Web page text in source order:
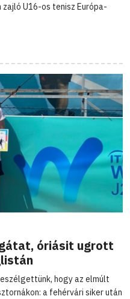
U16-os tenisz Európa-
óriásit ugrott
hogy az elmúlt
a fehérvári siker után